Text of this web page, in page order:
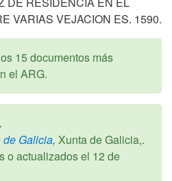
VARIAS VEJACION ES. 1590.
15 documentos más
el ARG.
Galicia, Xunta de Galicia,.
o actualizados el 12 de